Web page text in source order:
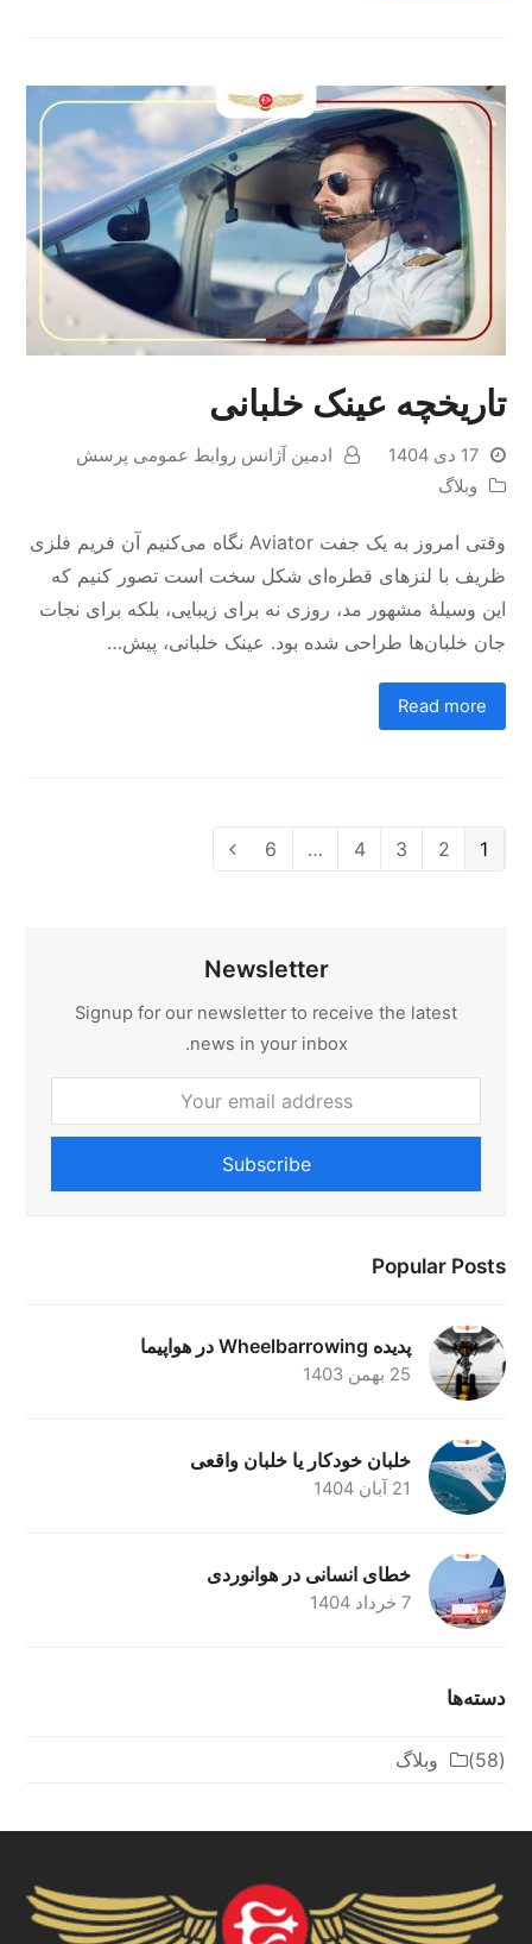
تاریخچه عینک خلبانی
17 دی 1404
ادمین آژانس روابط عمومی پرسش
وبلاگ
وقتی امروز به یک جفت Aviator نگاه می‌کنیم آن فریم فلزی
ظریف با لنزهای قطره‌ای شکل سخت است تصور کنیم که
این وسیلهٔ مشهور مد، روزی نه برای زیبایی، بلکه برای نجات
جان خلبان‌ها طراحی شده بود. عینک خلبانی، پیش…
Read more
Page
1
Page
2
Page
3
Page
4
…
Page
6
Newsletter
Signup for our newsletter to receive the latest
news in your inbox.
email
Subscribe
Popular Posts
پدیده Wheelbarrowing در هواپیما
25 بهمن 1403
خلبان خودکار یا خلبان واقعی
21 آبان 1404
خطای انسانی در هوانوردی
7 خرداد 1404
دسته‌ها
وبلاگ (58)